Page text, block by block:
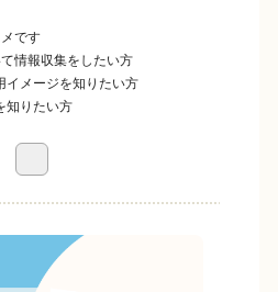
です
情報収集をしたい方
イメージを知りたい方
知りたい方